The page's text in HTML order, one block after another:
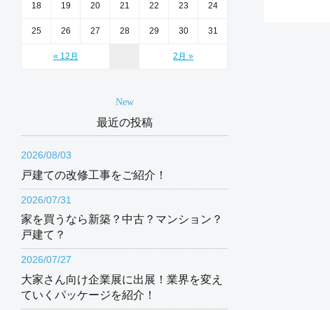
« 12月 2月 »
18 19 20 21 22 23 24
25 26 27 28 29 30 31
New
最近の投稿
2026/08/03
戸建ての改修工事をご紹介！
2026/07/31
家を買うなら新築？中古？マンション？
戸建て？
2026/07/27
大家さん向け企業展に出展！業界を変え
ていくパッケージを紹介！